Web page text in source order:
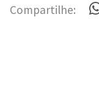
Compartilhe: